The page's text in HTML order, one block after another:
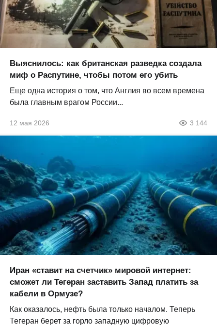
Выяснилось: как британская разведка создала
миф о Распутине, чтобы потом его убить
Еще одна история о том, что Англия во всем времена
была главным врагом России...
12 мая 2026 3 144
Иран «ставит на счетчик» мировой интернет:
сможет ли Тегеран заставить Запад платить за
кабели в Ормузе?
Как оказалось, нефть была только началом. Теперь
Тегеран берет за горло западную цифровую